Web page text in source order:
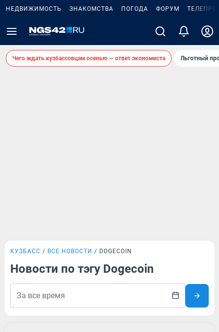
НЕДВИЖИМОСТЬ ЗНАКОМСТВА ПОГОДА ФОРУМ
Чего ждать кузбассовцам осенью — ответ экономиста Льготный
КУЗБАСС ВСЕ НОВОСТИ DOGECOIN
Новости по тэгу Dogecoin